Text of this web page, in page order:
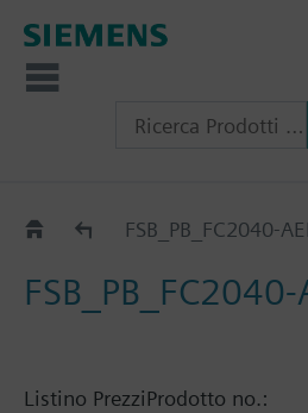
CatalogoFSB_PB_FC2040-
Listino PrezziProdotto no.: